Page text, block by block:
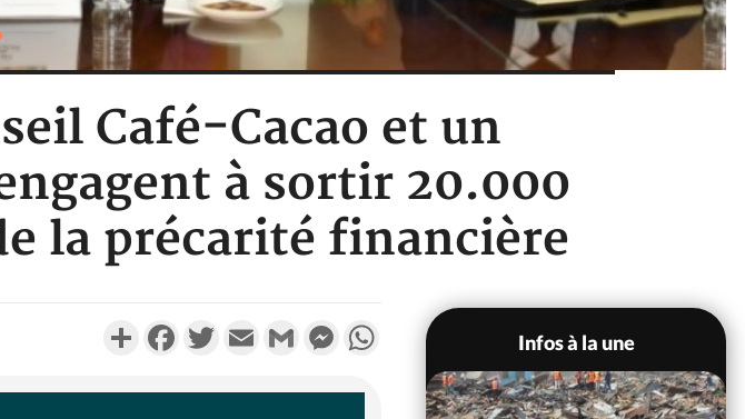
Café-Cacao et un
à sortir 20.000
la précarité financière
PartagerFacebookTwitterEmail Gmail MessengerWhatsApp
Infos à la une